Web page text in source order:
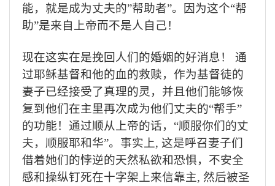
能，就是成为丈夫的”帮助者”。因为这个“帮
助”是来自上帝而不是人自己！
现在这实在是挽回人们的婚姻的好消息！ 通
过耶稣基督和他的血的救赎，作为基督徒的
妻子已经接受了真理的灵，并且他们能够恢
复到他们在主里再次成为他们丈夫的“帮手”
的功能！通过顺从上帝的话，“顺服你们的丈
夫，顺服耶和华”。事实上, 这是呼召妻子们
借着她们的悖逆的天然私欲和恐惧，不安全
感和操纵钉死在十字架上来信靠主, 然后被圣